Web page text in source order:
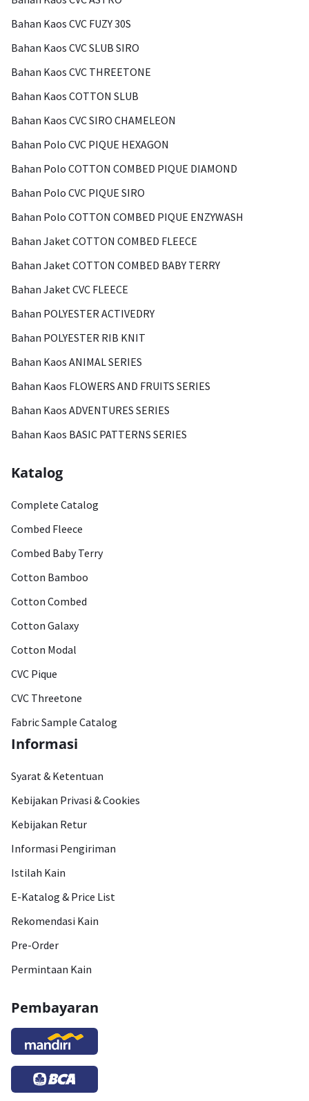
Bahan Kaos CVC FUZY 30S
Bahan Kaos CVC SLUB SIRO
Bahan Kaos CVC THREETONE
Bahan Kaos COTTON SLUB
Bahan Kaos CVC SIRO CHAMELEON
Bahan Polo CVC PIQUE HEXAGON
Bahan Polo COTTON COMBED PIQUE DIAMOND
Bahan Polo CVC PIQUE SIRO
Bahan Polo COTTON COMBED PIQUE ENZYWASH
Bahan Jaket COTTON COMBED FLEECE
Bahan Jaket COTTON COMBED BABY TERRY
Bahan Jaket CVC FLEECE
Bahan POLYESTER ACTIVEDRY
Bahan POLYESTER RIB KNIT
Bahan Kaos ANIMAL SERIES
Bahan Kaos FLOWERS AND FRUITS SERIES
Bahan Kaos ADVENTURES SERIES
Bahan Kaos BASIC PATTERNS SERIES
Katalog
Complete Catalog
Combed Fleece
Combed Baby Terry
Cotton Bamboo
Cotton Combed
Cotton Galaxy
Cotton Modal
CVC Pique
CVC Threetone
Fabric Sample Catalog
Informasi
Syarat & Ketentuan
Kebijakan Privasi & Cookies
Kebijakan Retur
Informasi Pengiriman
Istilah Kain
E-Katalog & Price List
Rekomendasi Kain
Pre-Order
Permintaan Kain
Pembayaran